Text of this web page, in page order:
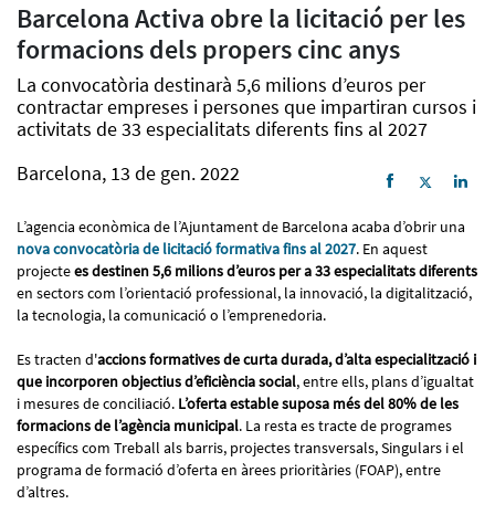
Barcelona Activa obre la licitació per les
formacions dels propers cinc anys
La convocatòria destinarà 5,6 milions d’euros per
contractar empreses i persones que impartiran cursos i
activitats de 33 especialitats diferents fins al 2027
Barcelona, 13 de gen. 2022
L’agencia econòmica de l’Ajuntament de Barcelona acaba d’obrir una
nova convocatòria de licitació formativa fins al 2027. En aquest
projectees destinen 5,6 milions d’euros per a 33 especialitats diferents
en sectors com l’orientació professional, la innovació, la digitalització,
la tecnologia, la comunicació o l’emprenedoria.
Es tracten d'accions formatives de curta durada, d’alta especialització i
que incorporen objectius d’eficiència social, entre ells, plans d’igualtat
i mesures de conciliació. L’oferta estable suposa més del 80% de les
formacions de l’agència municipal. La resta es tracte de programes
específics com Treball als barris, projectes transversals, Singulars i el
programa de formació d’oferta en àrees prioritàries (FOAP), entre
d’altres.